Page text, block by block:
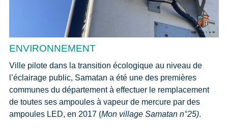
ENVIRONNEMENT
Ville pilote dans la transition écologique au niveau de
l’éclairage public, Samatan a été une des premières
communes du département à effectuer le remplacement
de toutes ses ampoules à vapeur de mercure par des
ampoules LED, en 2017 (Mon village Samatan n°25).